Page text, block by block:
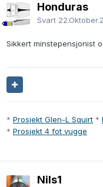
Honduras
Svart
Sikkert minstepensjonist
* Prosjekt Glen-L Squirt *
* Prosjekt 4 fot vugge
Nils1